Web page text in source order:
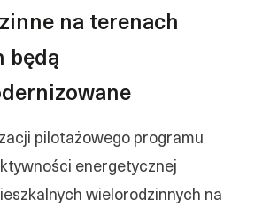
na terenach
będą
pilotażowego programu
energetycznej
wielorodzinnych na